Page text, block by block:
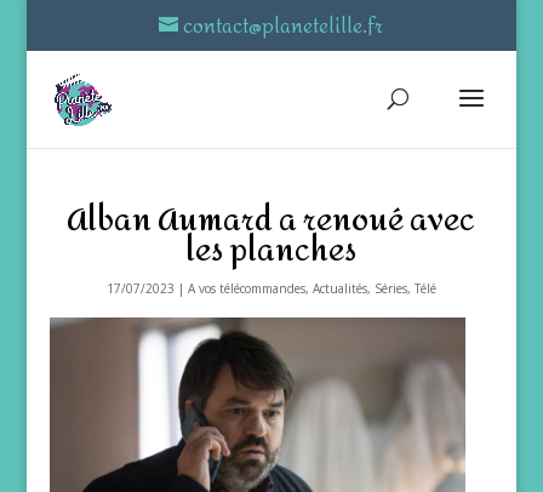
contact@planetelille.fr
Alban Aumard a renoué avec
les planches
17/07/2023 | A vos télécommandes, Actualités, Séries, Télé